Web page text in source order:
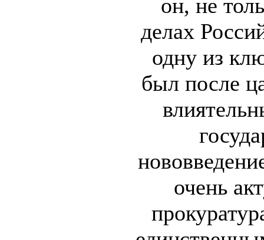
он, не
делах
одну из
был после
очень